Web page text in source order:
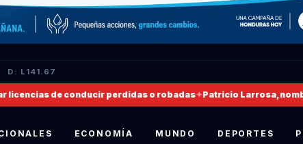
D: L141.67
de conducir perdidas o robadas✦Patricio Larrosa,
ECONOMÍA MUNDO DEPORTES